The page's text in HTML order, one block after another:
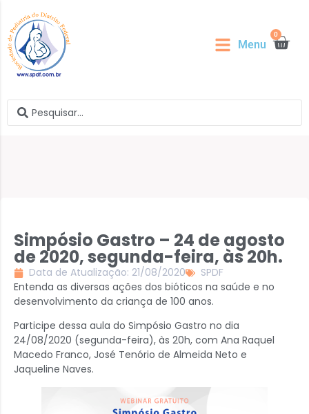
0
Menu
Simpósio Gastro – 24 de agosto
de 2020, segunda-feira, às 20h.
Data de Atualização: 21/08/2020
SPDF
Entenda as diversas ações dos bióticos na saúde e no
desenvolvimento da criança de 100 anos.
Participe dessa aula do Simpósio Gastro no dia
24/08/2020 (segunda-feira), às 20h, com Ana Raquel
Macedo Franco, José Tenório de Almeida Neto e
Jaqueline Naves.